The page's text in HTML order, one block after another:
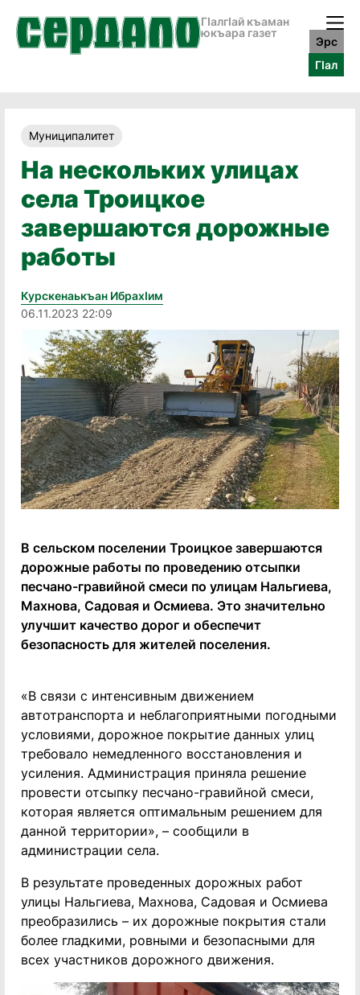
ГӀалгӀай къаман
юкъара газет
Эрс
ГӀал
Муниципалитет
На нескольких улицах
села Троицкое
завершаются дорожные
работы
Курскенаькъан Ибрахӏим
06.11.2023 22:09
В сельском поселении Троицкое завершаются
дорожные работы по проведению отсыпки
песчано-гравийной смеси по улицам Нальгиева,
Махнова, Садовая и Осмиева. Это значительно
улучшит качество дорог и обеспечит
безопасность для жителей поселения.
«В связи с интенсивным движением
автотранспорта и неблагоприятными погодными
условиями, дорожное покрытие данных улиц
требовало немедленного восстановления и
усиления. Администрация приняла решение
провести отсыпку песчано-гравийной смеси,
которая является оптимальным решением для
данной территории», – сообщили в
администрации села.
В результате проведенных дорожных работ
улицы Нальгиева, Махнова, Садовая и Осмиева
преобразились – их дорожные покрытия стали
более гладкими, ровными и безопасными для
всех участников дорожного движения.